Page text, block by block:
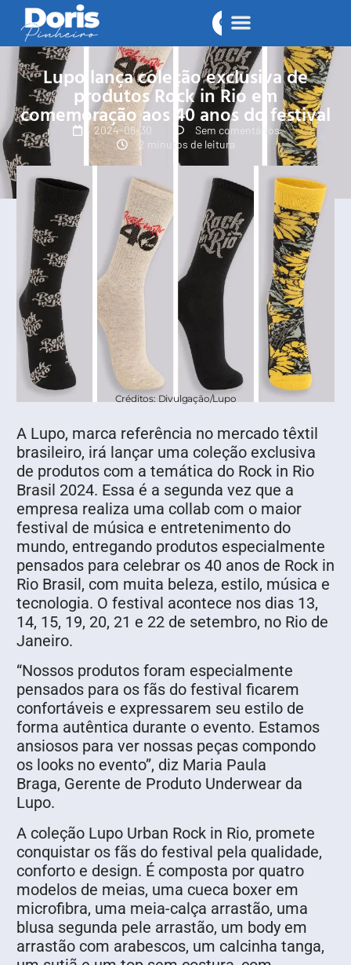
Lupo lança coleção exclusiva de
produtos Rock in Rio em
comemoração aos 40 anos do festival
2024-08-30
Sem comentários
2 minutos de leitura
Créditos: Divulgação/Lupo
A Lupo, marca referência no mercado têxtil
brasileiro, irá lançar uma coleção exclusiva
de produtos com a temática do Rock in Rio
Brasil 2024. Essa é a segunda vez que a
empresa realiza uma collab com o maior
festival de música e entretenimento do
mundo, entregando produtos especialmente
pensados para celebrar os 40 anos de Rock in
Rio Brasil, com muita beleza, estilo, música e
tecnologia. O festival acontece nos dias 13,
14, 15, 19, 20, 21 e 22 de setembro, no Rio de
Janeiro.
“Nossos produtos foram especialmente
pensados para os fãs do festival ficarem
confortáveis e expressarem seu estilo de
forma autêntica durante o evento. Estamos
ansiosos para ver nossas peças compondo
os looks no evento”, diz Maria Paula
Braga, Gerente de Produto Underwear da
Lupo.
A coleção Lupo Urban Rock in Rio, promete
conquistar os fãs do festival pela qualidade,
conforto e design. É composta por quatro
modelos de meias, uma cueca boxer em
microfibra, uma meia-calça arrastão, uma
blusa segunda pele arrastão, um body em
arrastão com arabescos, um calcinha tanga,